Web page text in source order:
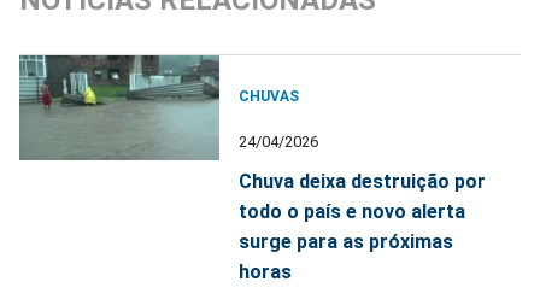
CHUVAS
24/04/2026
Chuva deixa destruição por
todo o país e novo alerta
surge para as próximas
horas